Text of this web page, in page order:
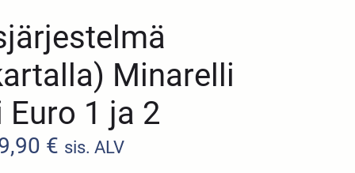
Minarelli
Euro 1 ja 2
€ sis. ALV